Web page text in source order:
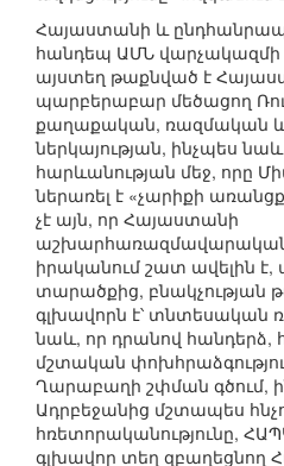
Հայաստանի և
հանդեպ ԱՄՆ վարչակազմի
այստեղ թաքնված է
պարբերաբար մեծացող
քաղաքական, ռազմական
ներկայության, ինչպես
հարևանության մեջ, որը
ներառել է «չարիքի
չէ այն, որ Հայաստանի
աշխարհառազմավարական
իրականում շատ ավելին
տարածքից, բնակչության
գլխավորն է՝ տնտեսական
նաև, որ դրանով հանդերձ,
մշտական
Ղարաբաղի շփման գծում,
Ադրբեջանից մշտապես
հռետորականությունը,
գլխավոր տեղ զբաղեցնող